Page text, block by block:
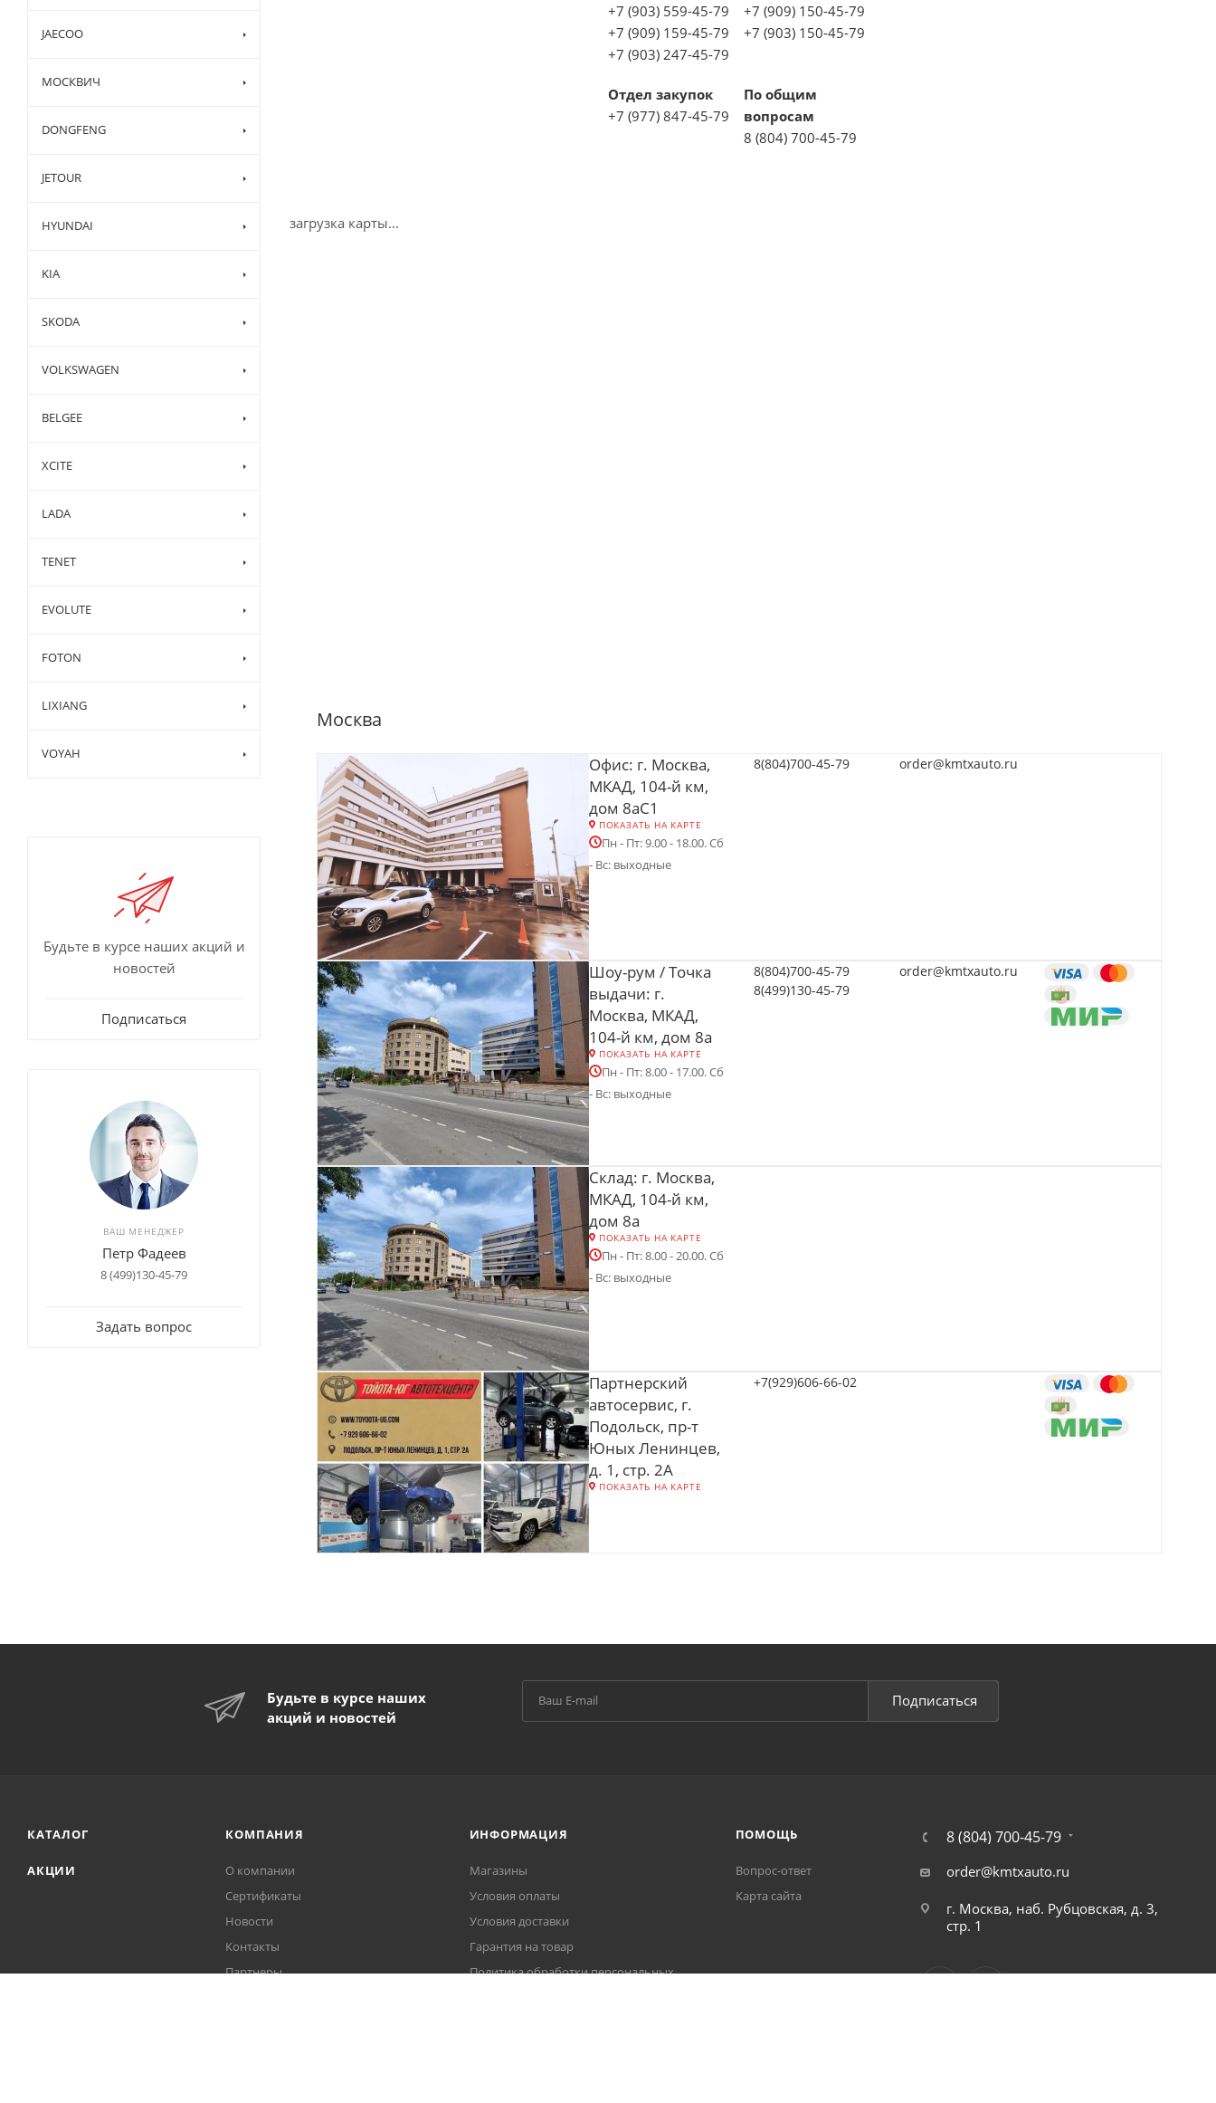
+7 (903) 559-45-79
+7 (909) 159-45-79
+7 (903) 247-45-79
+7 (909) 150-45-79
+7 (903) 150-45-79
Отдел закупок
+7 (977) 847-45-79
По общим
вопросам
8 (804) 700-45-79
загрузка карты...
Москва
Офис: г. Москва,
МКАД, 104-й км,
дом 8аС1
ПОКАЗАТЬ НА КАРТЕ
Пн - Пт: 9.00 - 18.00. Сб
- Вс: выходные
8(804)700-45-79 order@kmtxauto.ru
Шоу-рум / Точка
выдачи: г.
Москва, МКАД,
104-й км, дом 8а
ПОКАЗАТЬ НА КАРТЕ
Пн - Пт: 8.00 - 17.00. Сб
- Вс: выходные
8(804)700-45-79
8(499)130-45-79
order@kmtxauto.ru
Склад: г. Москва,
МКАД, 104-й км,
дом 8а
ПОКАЗАТЬ НА КАРТЕ
Пн - Пт: 8.00 - 20.00. Сб
- Вс: выходные
Партнерский
автосервис, г.
Подольск, пр-т
Юных Ленинцев,
д. 1, стр. 2А
ПОКАЗАТЬ НА КАРТЕ
+7(929)606-66-02
JAECOO
МОСКВИЧ
DONGFENG
JETOUR
HYUNDAI
KIA
SKODA
VOLKSWAGEN
BELGEE
XCITE
LADA
TENET
EVOLUTE
FOTON
LIXIANG
VOYAH
Будьте в курсе наших акций и
новостей
Подписаться
ВАШ МЕНЕДЖЕР
Петр Фадеев
8 (499)130-45-79
Задать вопрос
Будьте в курсе наших
акций и новостей
Подписаться
КАТАЛОГ
АКЦИИ
КОМПАНИЯ
О компании
Сертификаты
Новости
Контакты
Партнеры
ИНФОРМАЦИЯ
Магазины
Условия оплаты
Условия доставки
Гарантия на товар
Политика обработки персональных
ПОМОЩЬ
Вопрос-ответ
Карта сайта
8 (804) 700-45-79
order@kmtxauto.ru
г. Москва, наб. Рубцовская, д. 3,
стр. 1